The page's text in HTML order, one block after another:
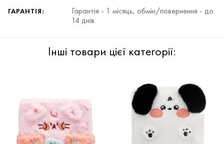
ГАРАНТІЯ:
Гарантія - 1 місяць, обмін/повернення - до
14 днів
Інші товари цієї категорії: